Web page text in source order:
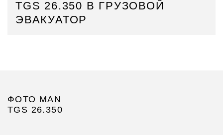
TGS 26.350 В ГРУЗОВОЙ
ЭВАКУАТОР
ФОТО MAN
TGS 26.350